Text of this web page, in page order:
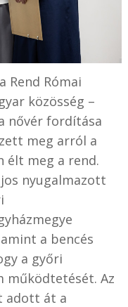
Rend Római
közösség –
nővér fordítása
meg arról a
élt meg a rend.
nyugalmazott
a bencés
a győri
működtetését. Az
adott át a